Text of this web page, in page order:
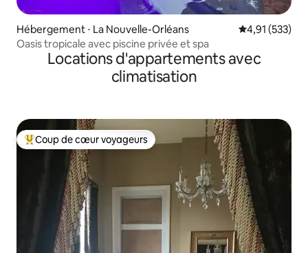
Hébergement ⋅ La Nouvelle-Orléans Évaluation
4,91 (533)
Oasis tropicale avec piscine privée et spa
Locations d'appartements avec
climatisation
Coups de cœur voyageurs les plus appréciés
Coup de cœur voyageurs